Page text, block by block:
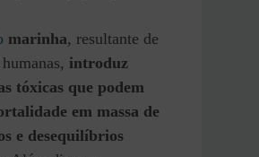
marinha, resultante de
introduz
tóxicas que podem
em massa de
e desequilíbrios